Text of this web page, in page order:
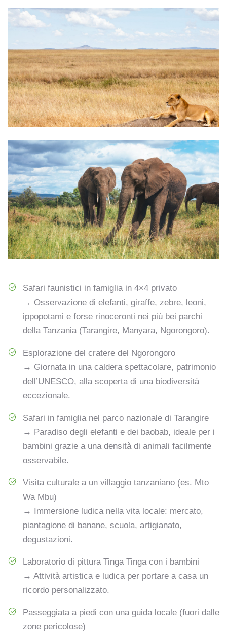
Safari faunistici in famiglia in 4×4 privato
→ Osservazione di elefanti, giraffe, zebre, leoni,
ippopotami e forse rinoceronti nei più bei parchi
della Tanzania (Tarangire, Manyara, Ngorongoro).
Esplorazione del cratere del Ngorongoro
→ Giornata in una caldera spettacolare, patrimonio
dell’UNESCO, alla scoperta di una biodiversità
eccezionale.
Safari in famiglia nel parco nazionale di Tarangire
→ Paradiso degli elefanti e dei baobab, ideale per i
bambini grazie a una densità di animali facilmente
osservabile.
Visita culturale a un villaggio tanzaniano (es. Mto
Wa Mbu)
→ Immersione ludica nella vita locale: mercato,
piantagione di banane, scuola, artigianato,
degustazioni.
Laboratorio di pittura Tinga Tinga con i bambini
→ Attività artistica e ludica per portare a casa un
ricordo personalizzato.
Passeggiata a piedi con una guida locale (fuori dalle
zone pericolose)